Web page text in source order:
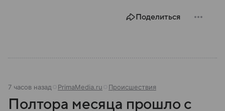
Поделиться
7 часов назад PrimaMedia.ru Происшествия
Полтора месяца прошло с